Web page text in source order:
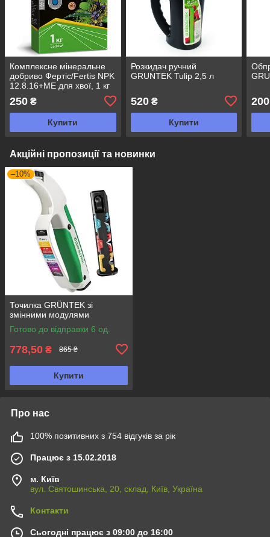
Комплексне мінеральне
добриво Фертіс/Fertis NPK
12.8.16+МЕ для хвої, 1 кг
250 ₴
Купити
Розкидач ручний
GRUNTEK Tulip 2,5 л
520₴
Купити
200
Акційні пропозиції та новинки
–10%
Точилка GRÜNTEK зі
змінними модулями
Готово до відправки 6 од.
778,50 ₴ 865 ₴
Купити
Про нас
100% позитивних з 754 відгуків за рік
Працює з 15.02.2018
м. Київ
вул. Святошинська, 20, склад, Київ, Україна
Контакти
Сьогодні працює з 09:00 до 16:00